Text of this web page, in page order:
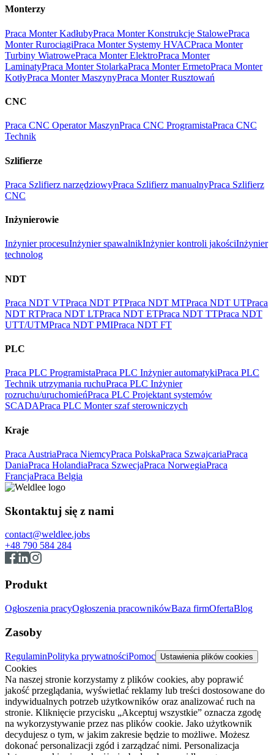
Monterzy
Praca Monter KadłubyPraca Monter Konstrukcje StalowePraca
Monter RurociągiPraca Monter Systemy HVACPraca Monter
Turbiny WiatrowePraca Monter ElektroPraca Monter
LaminatyPraca Monter StolarkaPraca Monter ErmetoPraca Monter
KotłyPraca Monter MaszynyPraca Monter Rusztowań
CNC
Praca CNC Operator MaszynPraca CNC ProgramistaPraca CNC
Technik
Szlifierze
Praca Szlifierz narzędziowyPraca Szlifierz manualnyPraca Szlifierz
CNC
Inżynierowie
Inżynier procesuInżynier spawalnikInżynier kontroli jakościInżynier
technolog
NDT
Praca NDT VTPraca NDT PTPraca NDT MTPraca NDT UTPraca
NDT RTPraca NDT LTPraca NDT ETPraca NDT TTPraca NDT
UTT/UTMPraca NDT PMIPraca NDT FT
PLC
Praca PLC ProgramistaPraca PLC Inżynier automatykiPraca PLC
Technik utrzymania ruchuPraca PLC Inżynier
rozruchu/uruchomieńPraca PLC Projektant systemów
SCADAPraca PLC Monter szaf sterowniczych
Kraje
Praca AustriaPraca NiemcyPraca PolskaPraca SzwajcariaPraca
DaniaPraca HolandiaPraca SzwecjaPraca NorwegiaPraca
FrancjaPraca Belgia
Skontaktuj się z nami
contact@weldlee.jobs
+48 790 584 284
Produkt
Ogłoszenia pracyOgłoszenia pracownikówBaza firmOfertaBlog
Zasoby
RegulaminPolityka prywatnościPomoc Ustawienia plików cookies
Cookies
Na naszej stronie korzystamy z plików cookies, aby poprawić
jakość przeglądania, wyświetlać reklamy lub treści dostosowane do
indywidualnych potrzeb użytkowników oraz analizować ruch na
stronie. Kliknięcie przycisku „Akceptuj wszystkie” oznacza zgodę
na wykorzystywanie przez nas plików cookie. Jako użytkownik
decydujesz o tym, w jakim zakresie będzie to możliwe. Możesz
dokonać personalizacji zgód i zarządzać nimi. Personalizacja